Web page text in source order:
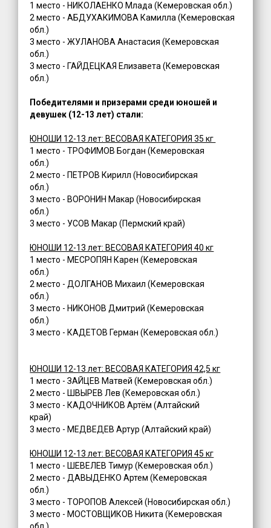
1 место - НИКОЛАЕНКО Млада (Кемеровская обл.)
2 место - АБДУХАКИМОВА Камилла (Кемеровская
обл.)
3 место - ЖУЛАНОВА Анастасия (Кемеровская
обл.)
3 место - ГАЙДЕЦКАЯ Елизавета (Кемеровская
обл.)
Победителями и призерами среди юношей и
девушек (12-13 лет) стали:
ЮНОШИ 12-13 лет: ВЕСОВАЯ КАТЕГОРИЯ 35 кг
1 место - ТРОФИМОВ Богдан (Кемеровская
обл.)
2 место - ПЕТРОВ Кирилл (Новосибирская
обл.)
3 место - ВОРОНИН Макар (Новосибирская
обл.)
3 место - УСОВ Макар (Пермский край)
ЮНОШИ 12-13 лет: ВЕСОВАЯ КАТЕГОРИЯ 40 кг
1 место - МЕСРОПЯН Карен (Кемеровская
обл.)
2 место - ДОЛГАНОВ Михаил (Кемеровская
обл.)
3 место - НИКОНОВ Дмитрий (Кемеровская
обл.)
3 место - КАДЕТОВ Герман (Кемеровская обл.)
ЮНОШИ 12-13 лет: ВЕСОВАЯ КАТЕГОРИЯ 42,5 кг
1 место - ЗАЙЦЕВ Матвей (Кемеровская обл.)
2 место - ШВЫРЕВ Лев (Кемеровская обл.)
3 место - КАДОЧНИКОВ Артём (Алтайский
край)
3 место - МЕДВЕДЕВ Артур (Алтайский край)
ЮНОШИ 12-13 лет: ВЕСОВАЯ КАТЕГОРИЯ 45 кг
1 место - ШЕВЕЛЕВ Тимур (Кемеровская обл.)
2 место - ДАВЫДЕНКО Артем (Кемеровская
обл.)
3 место - ТОРОПОВ Алексей (Новосибирская обл.)
3 место - МОСТОВЩИКОВ Никита (Кемеровская